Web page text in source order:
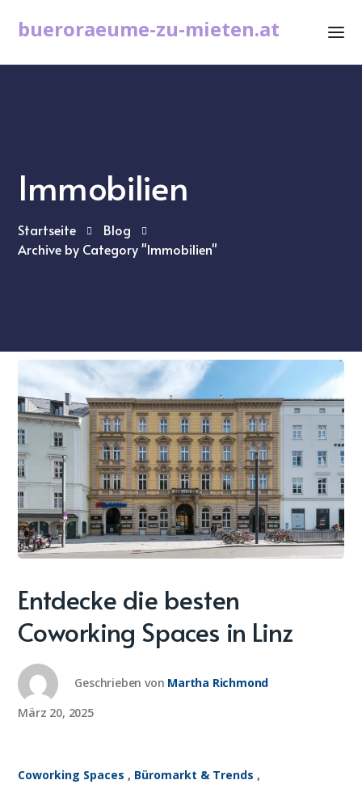
bueroraeume-zu-mieten.at
Immobilien
Startseite
Blog
Archive by Category "Immobilien"
Entdecke die besten
Coworking Spaces in Linz
Geschrieben von Martha Richmond
März 20, 2025
Coworking Spaces , Büromarkt & Trends ,